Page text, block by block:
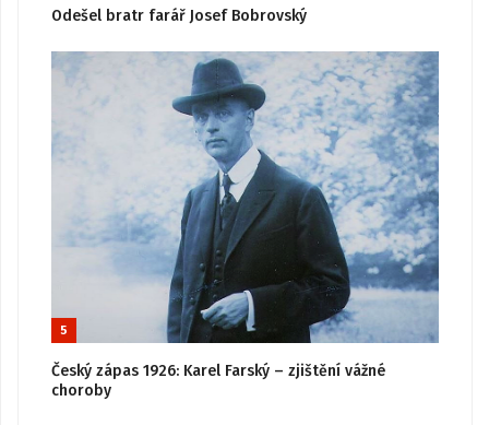
Odešel bratr farář Josef Bobrovský
5
Český zápas 1926: Karel Farský – zjištění vážné
choroby